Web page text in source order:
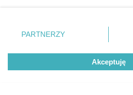
zmienić/wycofać klikając przycisk
znajdujący się w lewym dolnym rogu
rodzaje przetwarzania danych nie
użytkownika, ale masz prawo
przetwarzaniu. Preferencje będą
PARTNERZY
Akceptuję